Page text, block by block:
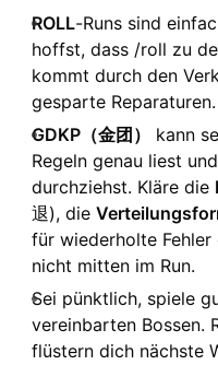
ROLL-Runs sind
hoffst, dass /roll zu
kommt durch den
gesparte Reparaturen.
GDKP（金团）
kann
Regeln genau liest
durchziehst. Kläre die
退), die
für wiederholte
nicht mitten im Run.
Sei pünktlich, spiele
vereinbarten Bossen.
flüstern dich nächste